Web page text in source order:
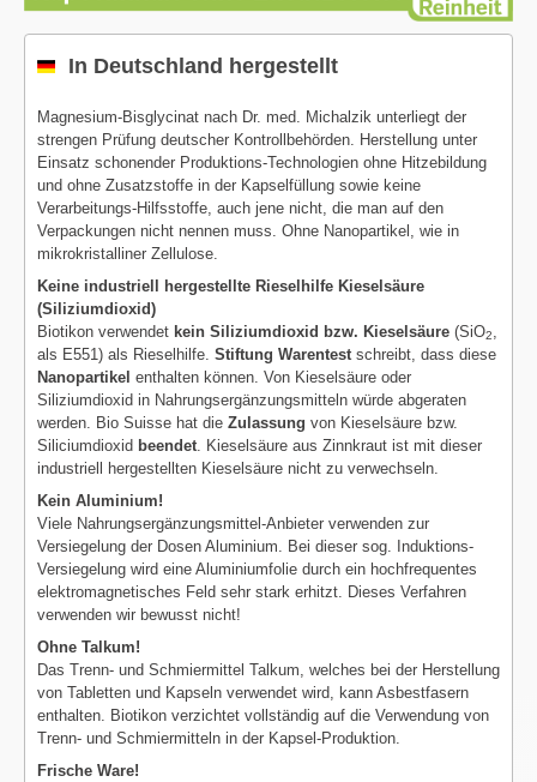
In Deutschland hergestellt
Magnesium-Bisglycinat nach Dr. med. Michalzik unterliegt der
strengen Prüfung deutscher Kontrollbehörden. Herstellung unter
Einsatz schonender Produktions-Technologien ohne Hitzebildung
und ohne Zusatzstoffe in der Kapselfüllung sowie keine
Verarbeitungs-Hilfsstoffe, auch jene nicht, die man auf den
Verpackungen nicht nennen muss. Ohne Nanopartikel, wie in
mikrokristalliner Zellulose.
Keine industriell hergestellte Rieselhilfe Kieselsäure
(Siliziumdioxid)
Biotikon verwendet kein Siliziumdioxid bzw. Kieselsäure (SiO2
als E551) als Rieselhilfe. Stiftung Warentest schreibt, dass diese
Nanopartikel enthalten können. Von Kieselsäure oder
Siliziumdioxid in Nahrungsergänzungsmitteln würde abgeraten
werden. Bio Suisse hat die Zulassung von Kieselsäure bzw.
Siliciumdioxid beendet . Kieselsäure aus Zinnkraut ist mit dieser
industriell hergestellten Kieselsäure nicht zu verwechseln.
Kein Aluminium!
Viele Nahrungsergänzungsmittel-Anbieter verwenden zur
Versiegelung der Dosen Aluminium. Bei dieser sog. Induktions-
Versiegelung wird eine Aluminiumfolie durch ein hochfrequentes
elektromagnetisches Feld sehr stark erhitzt. Dieses Verfahren
verwenden wir bewusst nicht!
Ohne Talkum!
Das Trenn- und Schmiermittel Talkum, welches bei der Herstellung
von Tabletten und Kapseln verwendet wird, kann Asbestfasern
enthalten. Biotikon verzichtet vollständig auf die Verwendung von
Trenn- und Schmiermitteln in der Kapsel-Produktion.
Frische Ware!